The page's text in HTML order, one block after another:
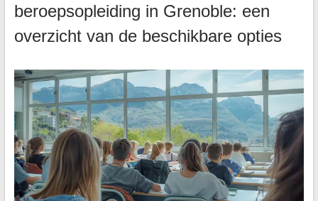
beroepsopleiding in Grenoble: een
overzicht van de beschikbare opties